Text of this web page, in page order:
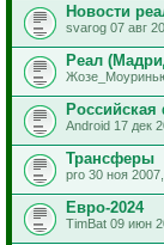
Новости
svarog 07 авг
Реал
Российская
Android 17 дек
Трансферы
pro 30 ноя
Евро-2024
TimBat 09 июн